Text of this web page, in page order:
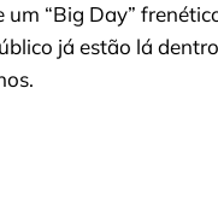
“Big Day”
já estão lá